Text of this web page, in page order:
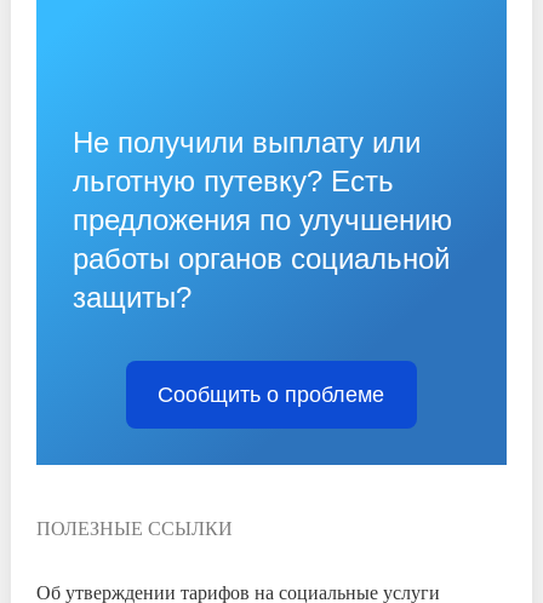
Не получили выплату или
льготную путевку? Есть
предложения по улучшению
работы органов социальной
защиты?
Сообщить о проблеме
ПОЛЕЗНЫЕ ССЫЛКИ
Об утверждении тарифов на социальные услуги